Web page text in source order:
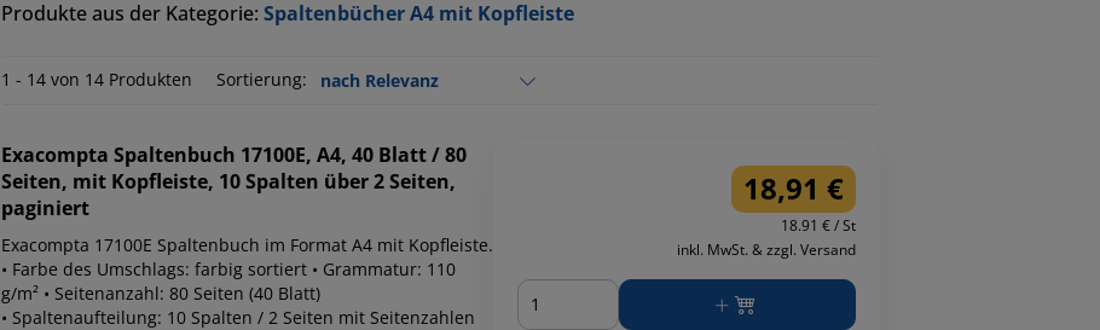
Produkte aus der Kategorie: Spaltenbücher A4 mit Kopfleiste
1 - 14 von 14 Produkten Sortierung:
Exacompta Spaltenbuch 17100E, A4, 40 Blatt / 80
Seiten, mit Kopfleiste, 10 Spalten über 2 Seiten,
paginiert
Exacompta 17100E Spaltenbuch im Format A4 mit Kopfleiste.
• Farbe des Umschlags: farbig sortiert • Grammatur: 110
g/m² • Seitenanzahl: 80 Seiten (40 Blatt)
• Spaltenaufteilung: 10 Spalten / 2 Seiten mit Seitenzahlen
18,91 €
18.91 € / St
inkl. MwSt. & zzgl. Versand
Menge